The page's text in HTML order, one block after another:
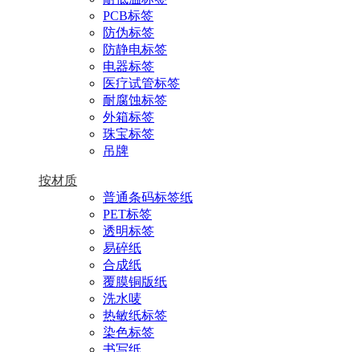
PCB标签
防伪标签
防静电标签
电器标签
医疗试管标签
耐腐蚀标签
外箱标签
珠宝标签
吊牌
按材质
普通条码标签纸
PET标签
透明标签
易碎纸
合成纸
覆膜铜版纸
洗水唛
热敏纸标签
染色标签
书写纸